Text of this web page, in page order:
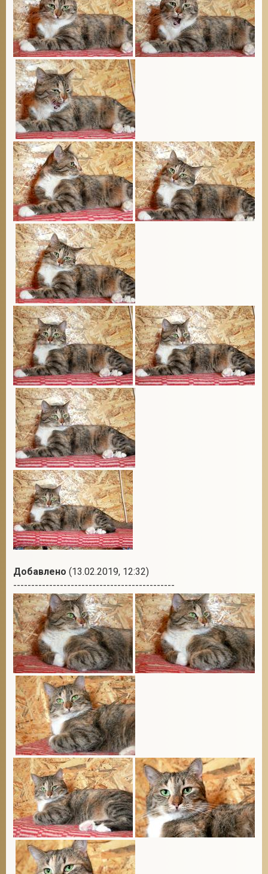
Добавлено (13.02.2019, 12:32)
---------------------------------------------